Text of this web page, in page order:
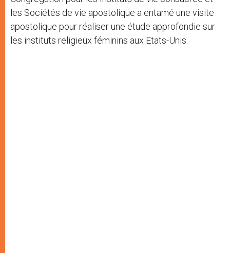
les Sociétés de vie apostolique a entamé une visite
apostolique pour réaliser une étude approfondie sur
les instituts religieux féminins aux Etats-Unis.